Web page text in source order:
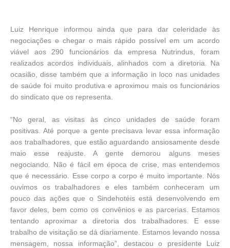
Luiz Henrique informou ainda que para dar celeridade às
negociações e chegar o mais rápido possível em um acordo
viável aos 290 funcionários da empresa Nutrindus, foram
realizados acordos individuais, alinhados com a diretoria. Na
ocasião, disse também que a informação in loco nas unidades
de saúde foi muito produtiva e aproximou mais os funcionários
do sindicato que os representa.
“No geral, as visitas às cinco unidades de saúde foram
positivas. Até porque a gente precisava levar essa informação
aos trabalhadores, que estão aguardando ansiosamente desde
maio esse reajuste. A gente demorou alguns meses
negociando. Não é fácil em época de crise, mas entendemos
que é necessário. Esse corpo a corpo é muito importante. Nós
ouvimos os trabalhadores e eles também conheceram um
pouco das ações que o Sindehotéis está desenvolvendo em
favor deles, bem como os convênios e as parcerias. Estamos
tentando aproximar a diretoria dos trabalhadores. E esse
trabalho de visitação se dá diariamente. Estamos levando nossa
mensagem, nossa informação”, destacou o presidente Luiz